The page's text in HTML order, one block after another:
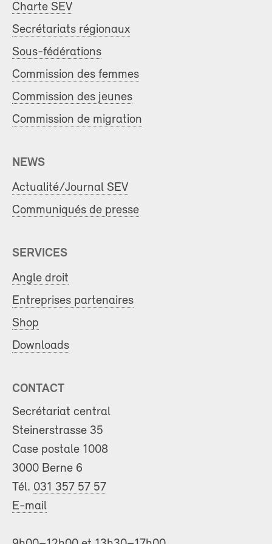
Charte SEV
Secrétariats régionaux
Sous-fédérations
Commission des femmes
Commission des jeunes
Commission de migration
NEWS
Actualité/Journal SEV
Communiqués de presse
SERVICES
Angle droit
Entreprises partenaires
Shop
Downloads
CONTACT
Secrétariat central
Steinerstrasse 35
Case postale 1008
3000 Berne 6
Tél. 031 357 57 57
E-mail